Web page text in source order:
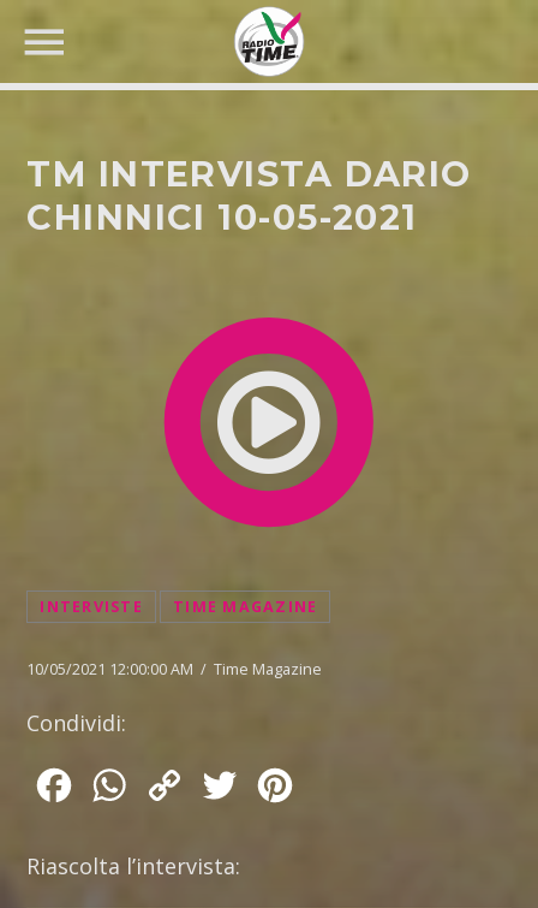
TM INTERVISTA DARIO
CHINNICI 10-05-2021
INTERVISTE TIME MAGAZINE
10/05/2021 12:00:00 AM / Time Magazine
Condividi:
FacebookWhatsApp
Copy
Twitter
Riascolta l’intervista: